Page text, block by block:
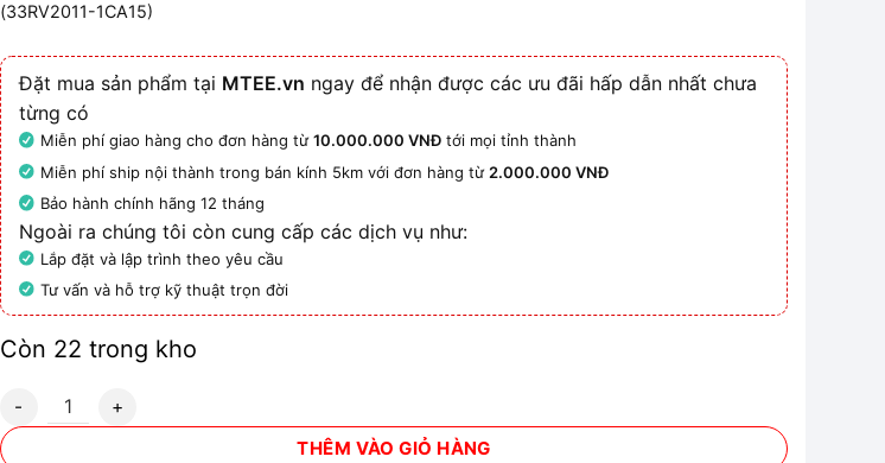
(33RV2011-1CA15)
Đặt mua sản phẩm tại MTEE.vn ngay để nhận được các ưu đãi hấp dẫn nhất chưa
từng có
Miễn phí giao hàng cho đơn hàng từ10.000.000 VNĐ tới mọi tỉnh thành
Miễn phí ship nội thành trong bán kính 5km với đơn hàng từ 2.000.000 VNĐ
Bảo hành chính hãng 12 tháng
Ngoài ra chúng tôi còn cung cấp các dịch vụ như:
Lắp đặt và lập trình theo yêu cầu
Tư vấn và hỗ trợ kỹ thuật trọn đời
Còn 22 trong kho
3RV2011-1CA15 Bộ ngắt mạch bảo vệ motor size S00 số lượng
THÊM VÀO GIỎ HÀNG